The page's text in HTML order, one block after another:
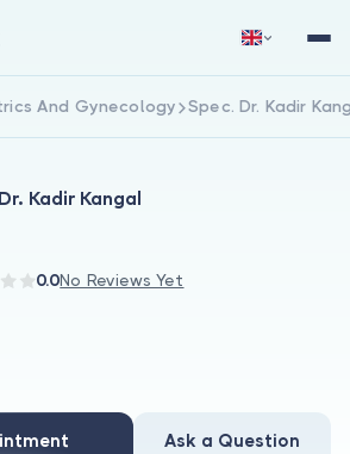
Sign In
And Gynecology Spec. Dr. Kadir
Kadir Kangal
0.0No Reviews Yet
Ask a Question